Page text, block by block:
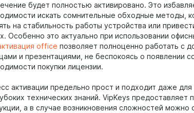
будет полностью активировано. Это
искать сомнительные обходные методы,
на стабильность работы устройства или
Особенно это актуально при использовании
office позволяет полноценно работать с
и презентациями, не беспокоясь о появлении
покупки лицензии.
активации предельно прост и подходит даже для
технических знаний. VipKeys предоставляет
а в случае возникновения сложностей можно